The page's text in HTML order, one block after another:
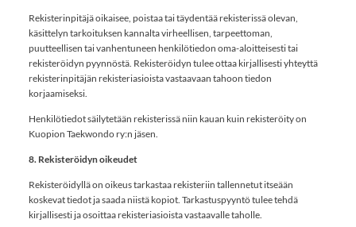
Rekisterinpitäjä oikaisee, poistaa tai täydentää rekisterissä olevan,
käsittelyn tarkoituksen kannalta virheellisen, tarpeettoman,
puutteellisen tai vanhentuneen henkilötiedon oma-aloitteisesti tai
rekisteröidyn pyynnöstä. Rekisteröidyn tulee ottaa kirjallisesti yhteyttä
rekisterinpitäjän rekisteriasioista vastaavaan tahoon tiedon
korjaamiseksi.
Henkilötiedot säilytetään rekisterissä niin kauan kuin rekisteröity on
Kuopion Taekwondo ry:n jäsen.
8. Rekisteröidyn oikeudet
Rekisteröidyllä on oikeus tarkastaa rekisteriin tallennetut itseään
koskevat tiedot ja saada niistä kopiot. Tarkastuspyyntö tulee tehdä
kirjallisesti ja osoittaa rekisteriasioista vastaavalle taholle.